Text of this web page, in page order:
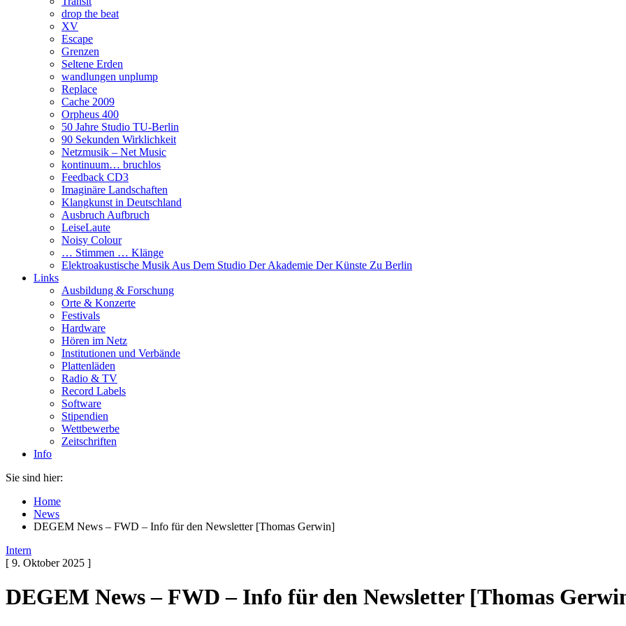
drop the beat
XV
Escape
Grenzen
Seltene Erden
wandlungen unplump
Replace
Cache 2009
Orpheus 400
50 Jahre Studio TU-Berlin
90 Sekunden Wirklichkeit
Netzmusik – Net Music
kontinuum… bruchlos
Feedback CD3
Imaginäre Landschaften
Klangkunst in Deutschland
Ausbruch Aufbruch
LeiseLaute
Noisy Colour
… Stimmen … Klänge
Elektroakustische Musik Aus Dem Studio Der Akademie Der Künste Zu Berlin
Links
Ausbildung & Forschung
Orte & Konzerte
Festivals
Hardware
Hören im Netz
Institutionen und Verbände
Plattenläden
Radio & TV
Record Labels
Software
Stipendien
Wettbewerbe
Zeitschriften
Info
Sie sind hier:
Home
News
DEGEM News – FWD – Info für den Newsletter [Thomas Gerwin]
Intern
[ 9. Oktober 2025 ]
DEGEM News – FWD – Info für den Newsletter [Thomas